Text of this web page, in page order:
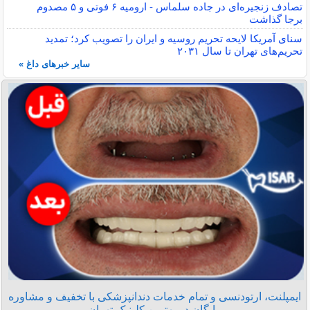
تصادف زنجیره‌ای در جاده سلماس - ارومیه ۶ فوتی و ۵ مصدوم
برجا گذاشت
سنای آمریکا لایحه تحریم روسیه و ایران را تصویب کرد؛ تمدید
تحریم‌های تهران تا سال ۲۰۳۱
سایر خبرهای داغ »
ایمپلنت، ارتودنسی و تمام خدمات دندانپزشکی با تخفیف و مشاوره